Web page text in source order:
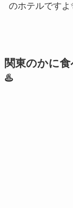
のホテルですよ
関東のかに
♨️